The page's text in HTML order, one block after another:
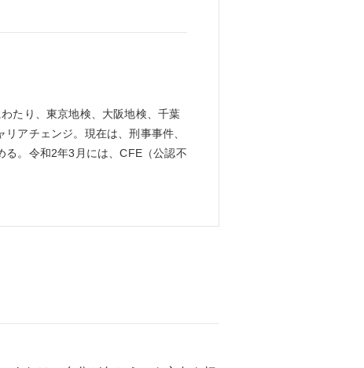
たり、東京地検、大阪地検、千葉
アチェンジ。現在は、刑事事件、
る。令和2年3月には、CFE（公認不